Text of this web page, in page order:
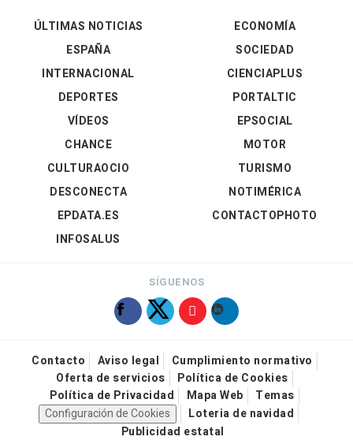
ÚLTIMAS NOTICIAS
ESPAÑA
INTERNACIONAL
DEPORTES
VÍDEOS
ECONOMÍA
SOCIEDAD
CIENCIAPLUS
PORTALTIC
EPSOCIAL
CHANCE
CULTURAOCIO
DESCONECTA
EPDATA.ES
INFOSALUS
MOTOR
TURISMO
NOTIMÉRICA
CONTACTOPHOTO
SÍGUENOS
Contacto Aviso legal
Cumplimiento normativo
Oferta de servicios
Política de Cookies
Política de Privacidad
Mapa Web
Temas
Configuración de Cookies
Loteria de navidad
Publicidad estatal